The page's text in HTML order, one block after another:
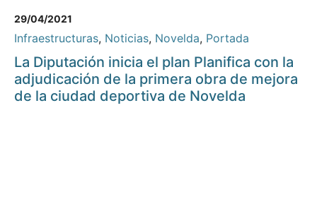
29/04/2021
Infraestructuras, Noticias, Novelda, Portada
La Diputación inicia el plan Planifica con la
adjudicación de la primera obra de mejora
de la ciudad deportiva de Novelda